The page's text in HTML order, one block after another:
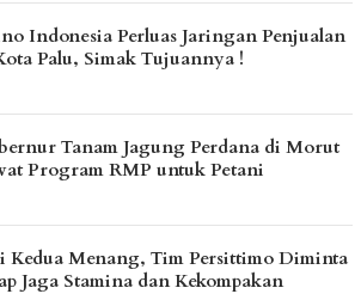
Indonesia Perluas Jaringan Penjualan
Palu, Simak Tujuannya !
Tanam Jagung Perdana di Morut
Program RMP untuk Petani
Kedua Menang, Tim Persittimo Diminta
Jaga Stamina dan Kekompakan